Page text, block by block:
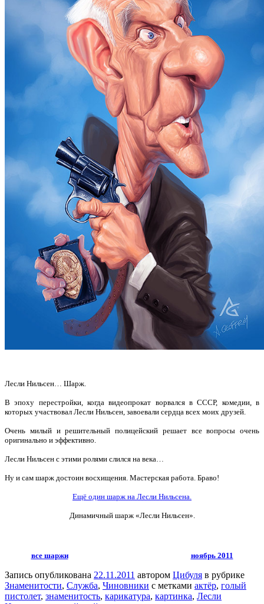
Лесли Нильсен… Шарж.
В эпоху перестройки, когда видеопрокат ворвался в СССР, комедии, в
которых участвовал Лесли Нильсен, завоевали сердца всех моих друзей.
Очень милый и решительный полицейский решает все вопросы очень
оригинально и эффективно.
Лесли Нильсен с этими ролями слился на века…
Ну и сам шарж достоин восхищения. Мастерская работа. Браво!
Ещё один шарж на Лесли Нильсена.
Динамичный шарж «Лесли Нильсен».
все шаржи ноябрь 2011
Запись опубликована 22.11.2011 автором Цибуля в рубрике
Знаменитости, Служба, Чиновники с метками актёр, голый
пистолет, знаменитость, карикатура, картинка, Лесли